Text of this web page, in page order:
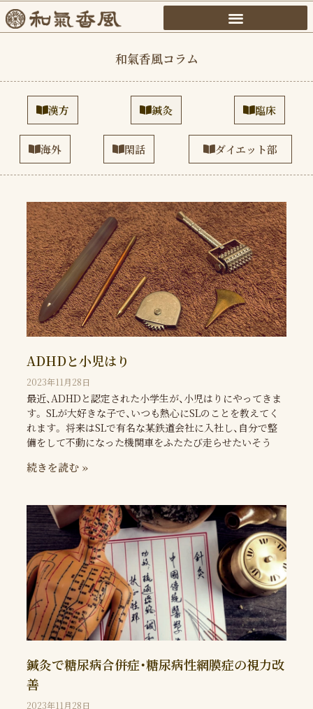
内
容
キ
和氣香風コラム
漢方 鍼灸 臨床
海外 閑話 ダイエット部
ADHDと小児はり
2023年11月28日
最近、ADHDと認定された小学生が、小児はりにやってきま
す。 SLが大好きな子で、いつも熱心にSLのことを教えてく
れます。 将来はSLで有名な某鉄道会社に入社し、自分で整
備をして不動になった機関車をふたたび走らせたいそう
続きを読む »
鍼灸で糖尿病合併症・糖尿病性網膜症の視力改
善
2023年11月28日
ペ
ー
ジ
ペ
ー
ジ
ペ
ー
ジ
ペ
ー
ジ
ペ
ー
ジ
ペ
ー
ジ
ペ
ー
ジ
ペ
ー
ジ
ペ
ー
ジ
ペ
ー
ジ
ペ
ー
ジ
ペ
ー
ジ
ペ
ー
ジ
ペ
ー
ジ
ペ
ー
ジ
ペ
ー
ジ
ペ
ー
ジ
ペ
ー
ジ
ペ
ー
ジ
ペ
ー
ジ
ペ
ー
ジ
ペ
ー
ジ
ペ
ー
ジ
ペ
ー
ジ
ペ
ー
ジ